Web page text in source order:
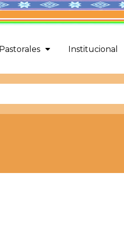
Pastorales Institucional